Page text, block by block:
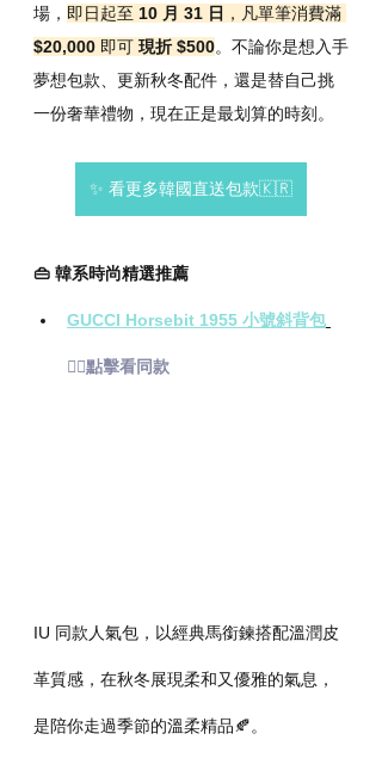
場， 即日起至 10 月 31 日 ，凡單筆消費滿
$20,000 即可 現折 $500。不論你是想入手
夢想包款、更新秋冬配件，還是替自己挑
一份奢華禮物，現在正是最划算的時刻。
✨ 看更多韓國直送包款🇰🇷
👜 韓系時尚精選推薦
GUCCI Horsebit 1955 小號斜背包
👉🏻點擊看同款
IU 同款人氣包，以經典馬銜鍊搭配溫潤皮
革質感，在秋冬展現柔和又優雅的氣息，
是陪你走過季節的溫柔精品🍂。